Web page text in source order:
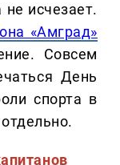
исчезает.
«Амград»
Совсем
День
спорта в